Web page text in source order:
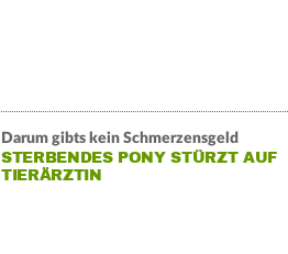
Darum gibts kein Schmerzensgeld
STERBENDES PONY STÜRZT AUF
TIERÄRZTIN